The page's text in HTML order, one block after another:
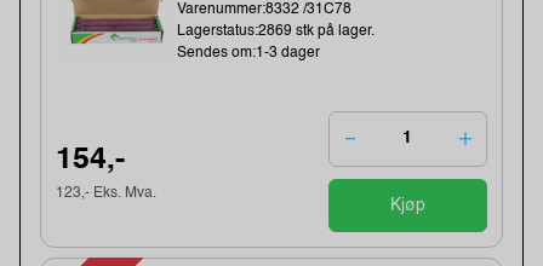
Varenummer:8332 /31C78
Lagerstatus:2869 stk på lager.
Sendes om:1-3 dager
154,-
123,- Eks. Mva.
Kjøp